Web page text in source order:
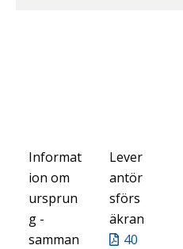
Informat
ion om
ursprun
g -
samman
Lever
antör
sförs
äkran
40